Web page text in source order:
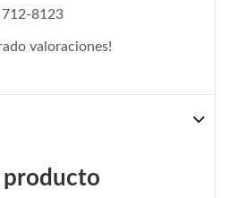
8123
valoraciones!
producto